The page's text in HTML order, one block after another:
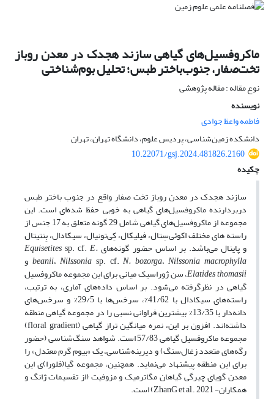
ماکروفسیل‌های گیاهی سازند هجدک در معدن روباز
تخت‌صفار، جنوب‌باختر طبس؛ تحلیل بوم‌شناختی
نوع مقاله : مقاله پژوهشی
نویسنده
فاطمه واعظ جوادی
دانشکده زمین‌شناسی، پردیس علوم، دانشگاه تهران، تهران
10.22071/gsj.2024.481826.2160
چکیده
سازند هجدک در معدن روباز تخت صفار واقع در جنوب باختر طبس
دربردارنده ماکروفسیل‌های گیاهی به خوبی حفظ شده‌ای است. این
مجموعه از ماکروفسیل‌های گیاهی شامل 29 گونه متعلق به 17 جنس از
راسته های مختلف اکوئی‌سِتال، فیلیکال، کِی‌تونیال، سیکادال، بِنتیتال
و پاینال می‌باشد. بر اساس حضور گونه‌های Equisetitessp. cf.E.
beanii،Nilssonia sp. cf. N. bozorga،Nilssonia macrophylla و
Elatides thomasii، سن ژوراسیک میانی برای این مجموعه ماکروفسیل
گیاهی در نظرگرفته می‌شود. بر اساس داده‌های آماری، به ترتیب،
راسته‌های سیکادال با 41/62%، سرخس‌ها با 29/5% و سرخس‌های
دانه‌دار با 13/35% بیشترین فراوانی نسبی را در مجموعه گیاهی منطقه
داشته‌اند. افزون بر این، نمره میانگین تراز گیاهی (floral gradient)
مجموعه ماکروفسیل گیاهی 57/83 است. شواهد سنگ‌شناسی (حضور
رگه‌های متعدد زغال‌سنگ) و دیرینه‌شناسی، یک «بیوم گرم معتدل» را
برای این منطقه پیشنهاد می‌نماید. همچنین، مجموعه گیا(فلورا)ی این
معدن گویای چیرگی گیاهان مگاترمیک و مزوفیت (از تقسیمات ژانگ و
همکاران- ZhanG et al., 2021) است.